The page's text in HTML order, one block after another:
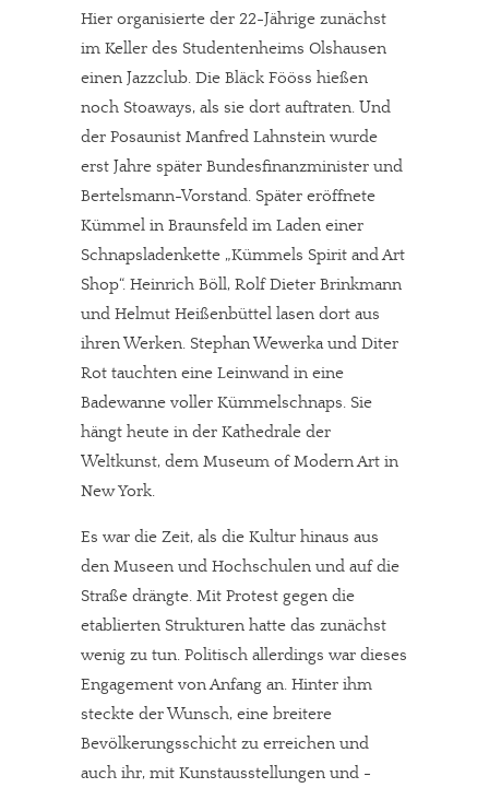
Hier organisierte der 22-Jährige zunächst
im Keller des Studentenheims Olshausen
einen Jazzclub. Die Bläck Fööss hießen
noch Stoaways, als sie dort auftraten. Und
der Posaunist Manfred Lahnstein wurde
erst Jahre später Bundesfinanzminister und
Bertelsmann-Vorstand. Später eröffnete
Kümmel in Braunsfeld im Laden einer
Schnapsladenkette „Kümmels Spirit and Art
Shop“. Heinrich Böll, Rolf Dieter Brinkmann
und Helmut Heißenbüttel lasen dort aus
ihren Werken. Stephan Wewerka und Diter
Rot tauchten eine Leinwand in eine
Badewanne voller Kümmelschnaps. Sie
hängt heute in der Kathedrale der
Weltkunst, dem Museum of Modern Art in
New York.
Es war die Zeit, als die Kultur hinaus aus
den Museen und Hochschulen und auf die
Straße drängte. Mit Protest gegen die
etablierten Strukturen hatte das zunächst
wenig zu tun. Politisch allerdings war dieses
Engagement von Anfang an. Hinter ihm
steckte der Wunsch, eine breitere
Bevölkerungsschicht zu erreichen und
auch ihr, mit Kunstausstellungen und -